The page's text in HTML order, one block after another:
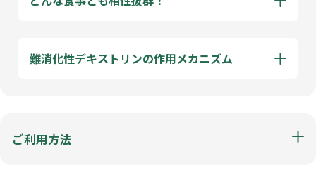
難消化性デキストリンの作用メカニズム
ご利用方法